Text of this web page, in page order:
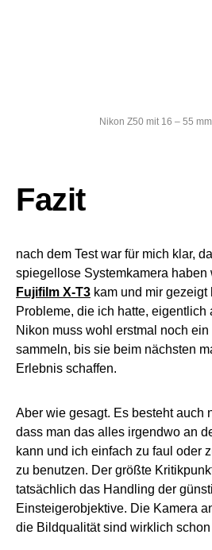
Nikon Z50 mit 16 – 55
Fazit
nach dem Test war für mich klar,
spiegellose Systemkamera
Fujifilm X-T3 kam und mir gezeigt
Probleme, die ich hatte, eigentlich
Nikon muss wohl erstmal noch
sammeln, bis sie beim nächsten
Erlebnis schaffen.
Aber wie gesagt. Es besteht auch
dass man das alles irgendwo an
kann und ich einfach zu faul oder
zu benutzen. Der größte
tatsächlich das Handling der
Einsteigerobjektive. Die Kamera
die Bildqualität sind wirklich